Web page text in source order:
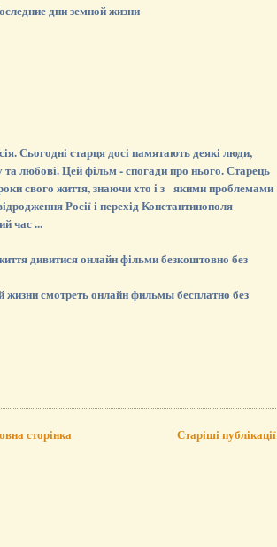
дни земной жизни
Сьогодні старця досі памятають деякі люди,
та любові. Цей фільм - спогади про нього. Старець
свого життя, знаючи хто і з якими проблемами
Росії і перехід Константинополя
час ...
дивитися онлайн фільми безкоштовно без
смотреть онлайн фильмы бесплатно без
Старіші публікації
сторінка